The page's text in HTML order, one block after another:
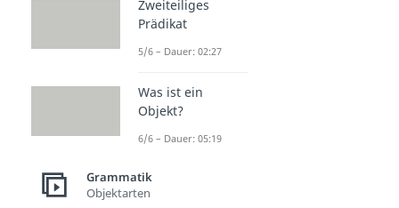
Zweiteiliges
Prädikat
5/6 – Dauer: 02:27
Was ist ein
Objekt?
6/6 – Dauer: 05:19
Grammatik
Objektarten